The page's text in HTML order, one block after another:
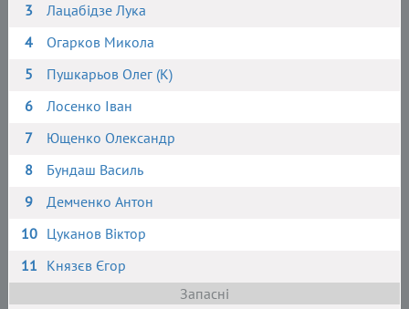
3
Лацабідзе Лука
4
Огарков Микола
5
Пушкарьов Олег (К)
6
Лосенко Іван
7
Ющенко Олександр
8
Бундаш Василь
9
Демченко Антон
10 Цуканов Віктор
11 Князєв Єгор
Запасні